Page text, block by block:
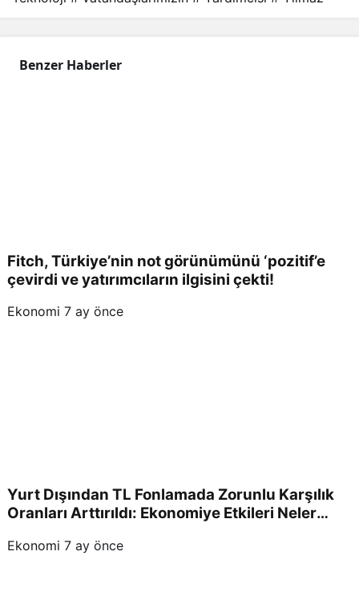
Benzer Haberler
Fitch, Türkiye’nin not görünümünü ‘pozitif’e
çevirdi ve yatırımcıların ilgisini çekti!
Ekonomi 7 ay önce
Yurt Dışından TL Fonlamada Zorunlu Karşılık
Oranları Arttırıldı: Ekonomiye Etkileri Neler
Ekonomi 7 ay önce